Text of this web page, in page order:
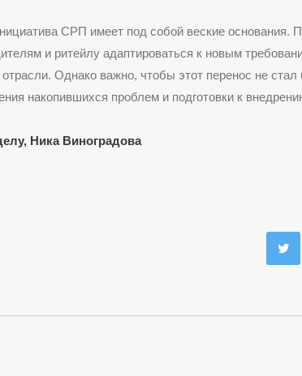
СРП имеет под собой веские основания.
и ритейлу адаптироваться к новым
Однако важно, чтобы этот перенос не
накопившихся проблем и подготовки к
Ника Виноградова